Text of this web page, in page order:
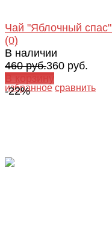
избранное сравнить
Чай "Яблочный спас"
(0)
В наличии
460 руб.360 руб.
В корзину
-22%